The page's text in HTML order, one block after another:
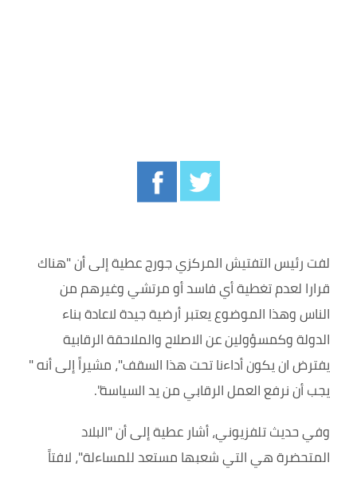
لفت رئيس التفتيش المركزي جورج عطية إلى أن "هناك
قرارا لعدم تغطية أي فاسد أو مرتشي وغيرهم من
الناس وهذا الموضوع يعتبر أرضية جيدة لاعادة بناء
الدولة وكمسؤولين عن الاصلاح والملاحقة الرقابية
يفترض ان يكون أداءنا تحت هذا السقف"، مشيراً إلى أنه "
يجب أن نرفع العمل الرقابي من يد السياسة".
وفي حديث تلفزيوني، أشار عطية إلى أن "البلاد
المتحضرة هي التي شعبها مستعد للمساءلة"، لافتاً